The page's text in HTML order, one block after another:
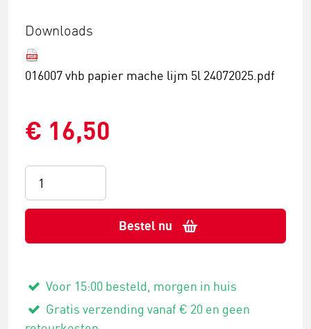
Downloads
016007 vhb papier mache lijm 5l 24072025.pdf
€ 16,50
Bestel nu
Voor 15:00 besteld, morgen in huis
Gratis verzending vanaf € 20 en geen